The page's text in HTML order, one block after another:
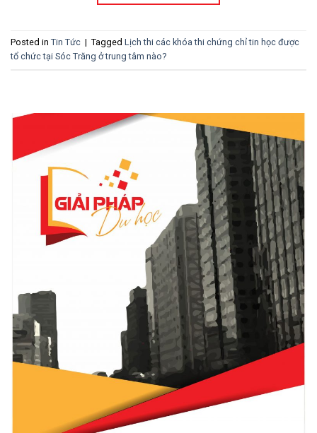
Posted in Tin Tức | Tagged Lịch thi các khóa thi chứng chỉ tin học được
tổ chức tại Sóc Trăng ở trung tâm nào?